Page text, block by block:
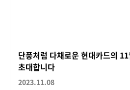
단풍처럼 다채로운 현대카드의
초대합니다
2023.11.08